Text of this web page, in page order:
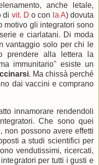
anche letale,
di vit. D o con la A) dovuta
motivo gli integratori sono
e ciarlatani. Di moda
vantaggio solo per chi le
prendere alla lettera la
immunitario" esiste un
. Ma chissà perché
dai vaccini e comprano
innamorare rendendoli
Che sono quei
non possono avere effetti
a studi scientifici per
vendutissimi, ricercati,
per tutti i gusti e